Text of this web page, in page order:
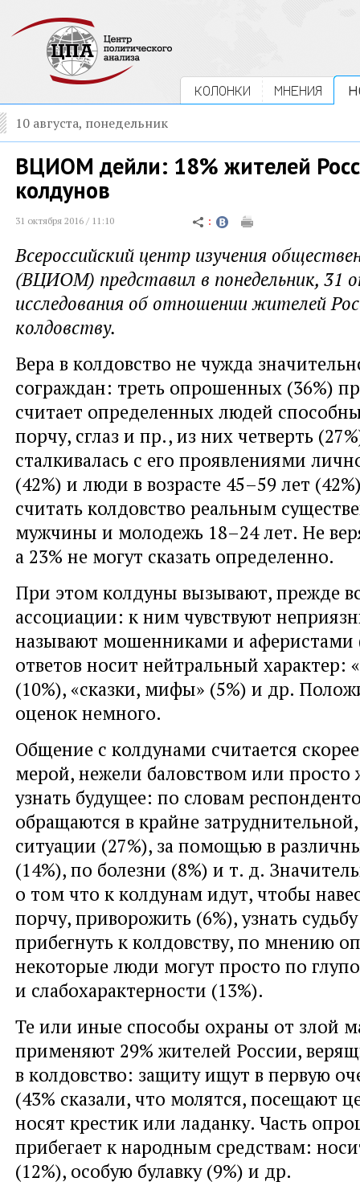
КОЛОНКИ МНЕНИЯ
10 августа, понедельник
ВЦИОМ дейли: 18% жителей
колдунов
31 октября 2016 / 11:10
Всероссийский центр изучения
(ВЦИОМ) представил в понедельник, 31
исследования об отношении жителей
колдовству.
Вера в колдовство не чужда
сограждан: треть опрошенных (36%)
считает определенных людей
порчу, сглаз и пр., из них четверть
сталкивалась с его проявлениями
(42%) и люди в возрасте 45–59 лет
считать колдовство реальным
мужчины и молодежь 18–24 лет. Не
а 23% не могут сказать определенно.
При этом колдуны вызывают, прежде
ассоциации: к ним чувствуют
называют мошенниками и аферистами
ответов носит нейтральный характер:
(10%), «сказки, мифы» (5%) и др.
оценок немного.
Общение с колдунами считается
мерой, нежели баловством или просто
узнать будущее: по словам
обращаются в крайне
ситуации (27%), за помощью в
(14%), по болезни (8%) и т. д.
о том что к колдунам идут, чтобы
порчу, приворожить (6%), узнать
прибегнуть к колдовству, по мнению
некоторые люди могут просто по
и слабохарактерности (13%).
Те или иные способы охраны от злой
применяют 29% жителей России,
в колдовство: защиту ищут в первую
(43% сказали, что молятся, посещают
носят крестик или ладанку. Часть
прибегает к народным средствам:
(12%), особую булавку (9%) и др.